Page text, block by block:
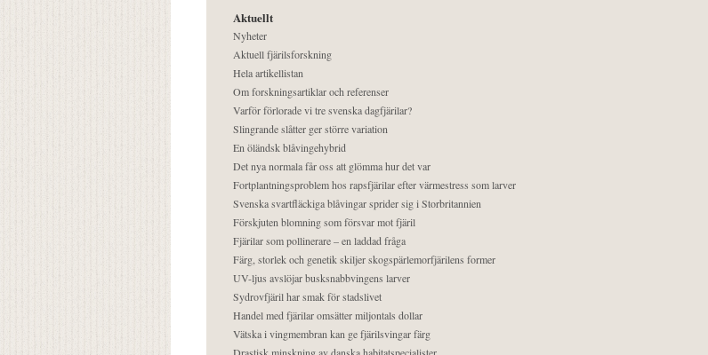
Aktuellt
Nyheter
Aktuell fjärilsforskning
Hela artikellistan
Om forskningsartiklar och referenser
Varför förlorade vi tre svenska dagfjärilar?
Slingrande slåtter ger större variation
En öländsk blåvingehybrid
Det nya normala får oss att glömma hur det var
Fortplantningsproblem hos rapsfjärilar efter värmestress som larver
Svenska svartfläckiga blåvingar sprider sig i Storbritannien
Förskjuten blomning som försvar mot fjäril
Fjärilar som pollinerare – en laddad fråga
Färg, storlek och genetik skiljer skogspärlemorfjärilens former
UV-ljus avslöjar busksnabbvingens larver
Sydrovfjäril har smak för stadslivet
Handel med fjärilar omsätter miljontals dollar
Vätska i vingmembran kan ge fjärilsvingar färg